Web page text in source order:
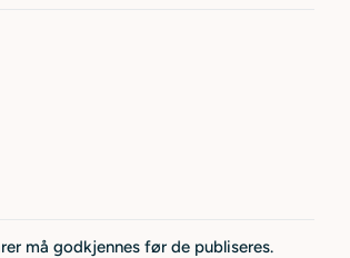
må godkjennes før de publiseres.